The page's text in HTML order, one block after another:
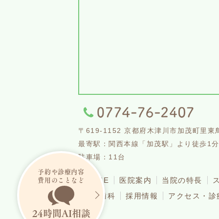
予約や診療内容
費用のことなど
24時間AI相談
〒619-1152 京都府木津川市加茂町里東
最寄駅：関西本線「加茂駅」より徒歩1分
駐車場：11台
HOME 医院案内 当院の特長
矯正歯科
採用情報 アクセス・診